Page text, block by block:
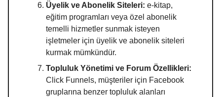
Üyelik ve Abonelik Siteleri: e-kitap,
eğitim programları veya özel abonelik
temelli hizmetler sunmak isteyen
işletmeler için üyelik ve abonelik siteleri
kurmak mümkündür.
Topluluk Yönetimi ve Forum Özellikleri:
Click Funnels, müşteriler için Facebook
gruplarına benzer topluluk alanları